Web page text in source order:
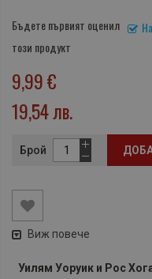
Бъдете първият оценил
този продукт
9,99 €
19,54 лв.
Брой
Виж повече
Уилям Уоруик и Рос